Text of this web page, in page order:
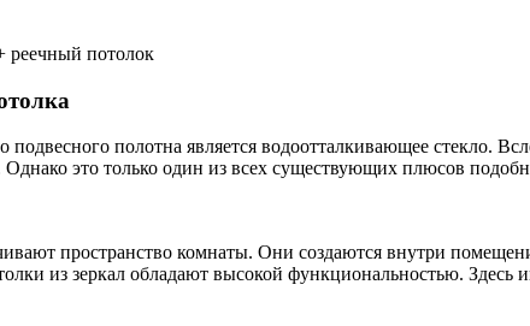
реечный потолок
подвесного полотна является водоотталкивающее стекло.
это только один из всех существующих плюсов
пространство комнаты. Они создаются внутри
из зеркал обладают высокой функциональностью.